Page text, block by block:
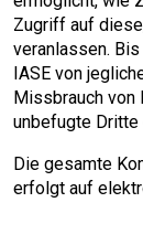
Zugriff auf
veranlassen.
IASE von
Missbrauch von
unbefugte Dritte
Die gesamte
erfolgt auf